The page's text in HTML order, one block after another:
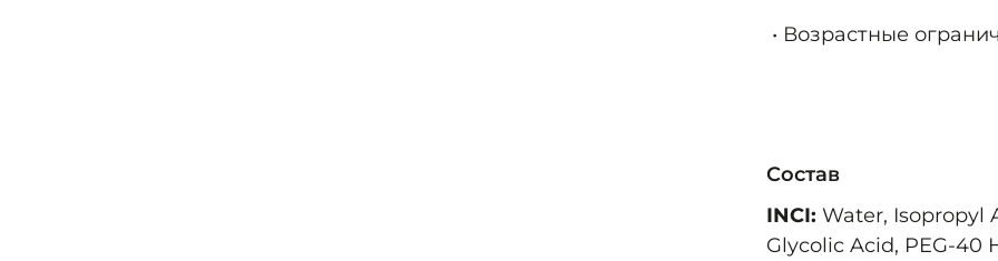
• Возрастные
Состав
INCI: Water, Isopropyl
Glycolic Acid, PEG-40